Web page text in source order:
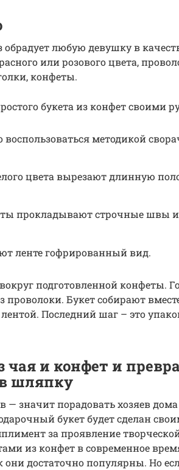
любую девушку в
или розового цвета,
конфеты.
букета из конфет своими
методикой
цвета вырезают длинную
прокладывают строчные швы
ленте гофрированный вид.
подготовленной конфеты.
проволоки. Букет собирают
Последний шаг – это
чая и конфет и
шляпку
— значит порадовать хозяев
букет будет сделан
за проявление
из конфет в современное
они достаточно популярны. Но